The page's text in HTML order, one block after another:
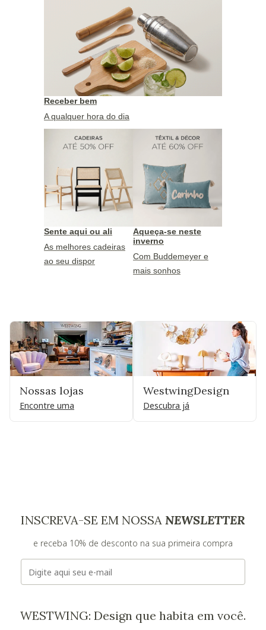
Receber bem
A qualquer hora do dia
Sente aqui ou ali
As melhores cadeiras
ao seu dispor
Aqueça-se neste
inverno
Com Buddemeyer e
mais sonhos
Nossas lojas
Encontre uma
WestwingDesign
Descubra já
INSCREVA-SE EM NOSSA NEWSLETTER
e receba 10% de desconto na sua primeira compra
WESTWING: Design que habita em você.